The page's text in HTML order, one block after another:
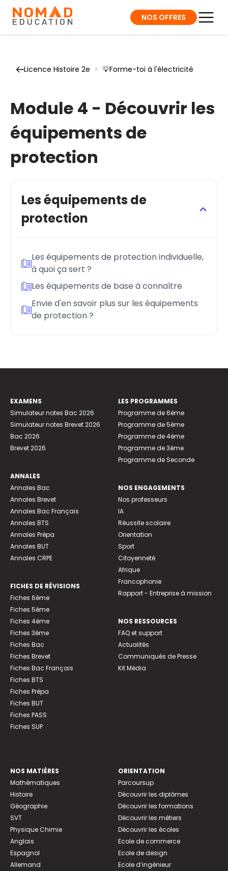
NOS OFFRES
Licence Histoire 2e > 💡Forme-toi à l'électricité
Module 4 - Découvrir les
équipements de
protection
Les équipements de
protection
Les équipements de protection individuelle,
à quoi ça sert ?
Les équipements de base à connaître
Envie d'en savoir plus sur les équipements
de protection ?
EXAMENS
Simulateur notes Bac 2026
Simulateur notes Brevet 2026
Bac 2026
Brevet 2026
ANNALES
Annales Bac
Annales Brevet
Annales Bac Français
Annales BTS
Annales Prépa
Annales BUT
Annales CRPE
FICHES DE RÉVISIONS
Fiches 6ème
Fiches 5ème
Fiches 4ème
Fiches 3ème
Fiches Bac
Fiches Brevet
Fiches Bac Français
Fiches BTS
Fiches Prépa
Fiches BUT
Fiches PASS
Fiches SUP
LES PROGRAMMES
Programme de 6ème
Programme de 5ème
Programme de 4ème
Programme de 3ème
Programme de Seconde
NOS ENGAGEMENTS
Nos professeurs
IA
Réussite scolaire
Orientation
Sport
Citoyenneté
Afrique
Francophonie
Rapport - Entreprise à mission
NOS RESSOURCES
FAQ et support
Actualités
Communiqués de Presse
Kit Média
NOS MATIÈRES
Mathématiques
Histoire
Géographie
SVT
Physique Chimie
Anglais
Espagnol
Allemand
ORIENTATION
Parcoursup
Découvrir les diplômes
Découvrir les formations
Découvrir les métiers
Découvrir les écoles
Ecole de commerce
Ecole de design
Ecole d’ingénieur